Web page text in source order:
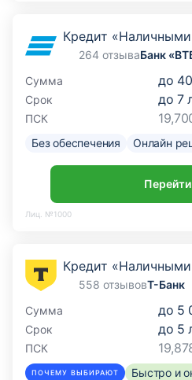
Кредит
264 отзываБанк
Сумма
до
Срок до7
ПСК
Без обеспечения Онлайн
Лиц. №1000
Кредит
558 отзывовТ-Банк
Сумма
до 5
Срок до 5
ПСК
ПОЧЕМУ ВЫБИРАЮТ Быстро и